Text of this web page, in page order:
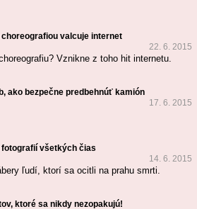
valcuje internet
22. 6. 2015
Vznikne z toho hit internetu.
ako bezpečne predbehnúť kamión
17. 6. 2015
fotografií všetkých čias
14. 6. 2015
ľudí, ktorí sa ocitli na prahu smrti.
ktoré sa nikdy nezopakujú!